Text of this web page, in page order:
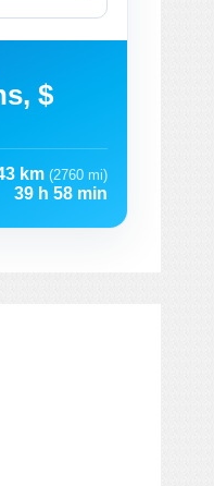
$
km (2760 mi)
39 h 58 min